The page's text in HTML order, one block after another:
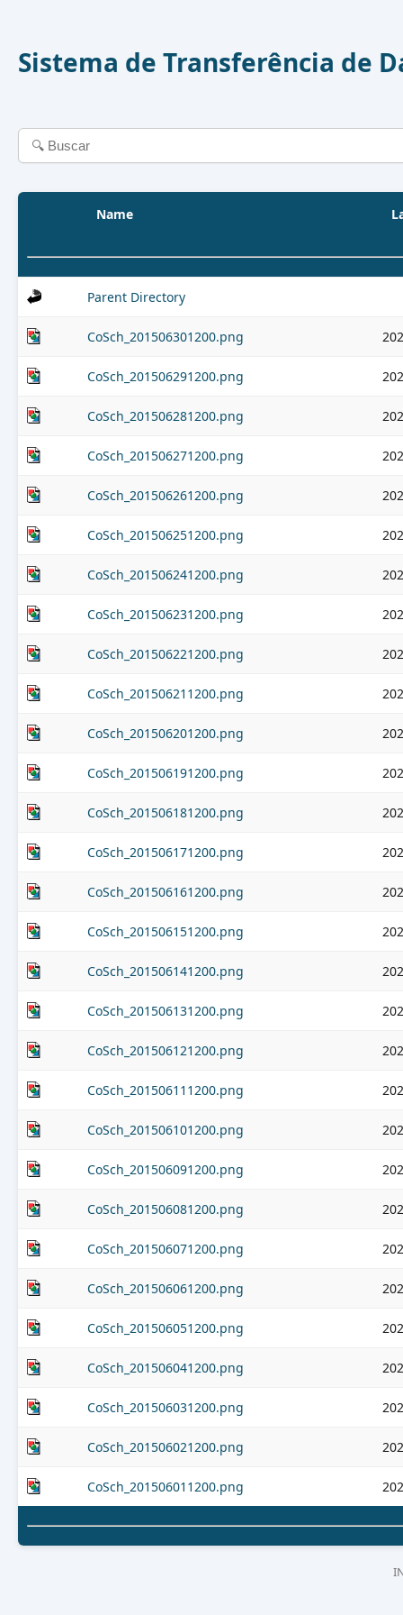
Sistema de Transferência de
Name
Parent Directory
CoSch_201506301200.png
CoSch_201506291200.png
CoSch_201506281200.png
CoSch_201506271200.png
CoSch_201506261200.png
CoSch_201506251200.png
CoSch_201506241200.png
CoSch_201506231200.png
CoSch_201506221200.png
CoSch_201506211200.png
CoSch_201506201200.png
CoSch_201506191200.png
CoSch_201506181200.png
CoSch_201506171200.png
CoSch_201506161200.png
CoSch_201506151200.png
CoSch_201506141200.png
CoSch_201506131200.png
CoSch_201506121200.png
CoSch_201506111200.png
CoSch_201506101200.png
CoSch_201506091200.png
CoSch_201506081200.png
CoSch_201506071200.png
CoSch_201506061200.png
CoSch_201506051200.png
CoSch_201506041200.png
CoSch_201506031200.png
CoSch_201506021200.png
CoSch_201506011200.png